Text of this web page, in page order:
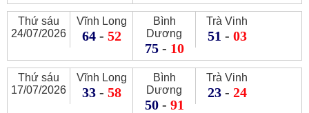
Thứ sáu
24/07/2026
Vĩnh Long
64- 52
Bình
Dương
75- 10
Trà Vinh
51 - 03
Thứ sáu
17/07/2026
Vĩnh Long
33- 58
Bình
Dương
50- 91
Trà Vinh
23- 24